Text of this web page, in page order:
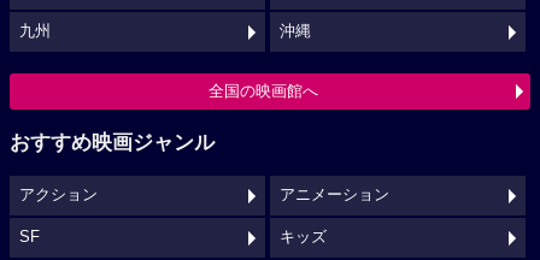
九州 沖縄
全国の映画館へ
おすすめ映画ジャンル
アクション アニメーション
SF キッズ